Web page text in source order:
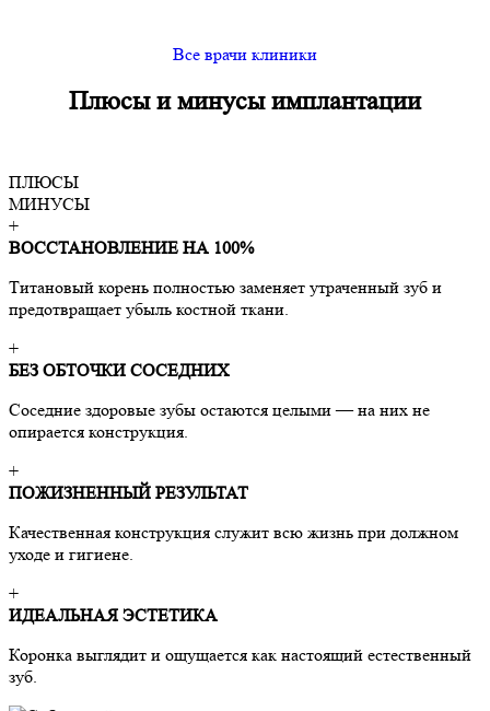
Все врачи клиники
Плюсы и минусыимплантации
ПЛЮСЫ
МИНУСЫ
+
ВОССТАНОВЛЕНИЕ НА 100%
Титановый корень полностью заменяет утраченный зуб и
предотвращает убыль костной ткани.
+
БЕЗ ОБТОЧКИ СОСЕДНИХ
Соседние здоровые зубы остаются целыми — на них не
опирается конструкция.
+
ПОЖИЗНЕННЫЙ РЕЗУЛЬТАТ
Качественная конструкция служит всю жизнь при должном
уходе и гигиене.
+
ИДЕАЛЬНАЯ ЭСТЕТИКА
Коронка выглядит и ощущается как настоящий естественный
зуб.